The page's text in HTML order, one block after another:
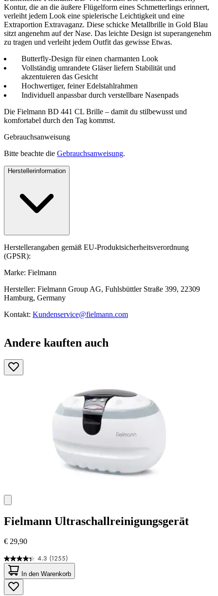
Kontur, die an die äußere Flügelform eines Schmetterlings erinnert,
verleiht jedem Look eine spielerische Leichtigkeit und eine
Extraportion Extravaganz. Diese schicke Metallbrille in Gold Blau
sitzt angenehm auf der Nase. Das leichte Design ist superangenehm
zu tragen und verleiht jedem Outfit das gewisse Etwas.
Butterfly-Design für einen charmanten Look
Vollständig umrandete Gläser liefern Stabilität und
akzentuieren das Gesicht
Hochwertiger, feiner Edelstahlrahmen
Individuell anpassbar durch verstellbare Nasenpads
Die Fielmann BD 441 CL Brille – damit du stilbewusst und
komfortabel durch den Tag kommst.
Gebrauchsanweisung
Bitte beachte die Gebrauchsanweisung.
Herstellerinformation
Herstellerangaben gemäß EU-Produktsicherheitsverordnung
(GPSR):
Marke: Fielmann
Hersteller: Fielmann Group AG, Fuhlsbüttler Straße 399, 22309
Hamburg, Germany
Kontakt: Kundenservice@fielmann.com
Andere kauften auch
Fielmann Ultraschallreinigungsgerät
€ 29,90
4.3 (1255)
4.3
von
5
Sternen.
In den Warenkorb